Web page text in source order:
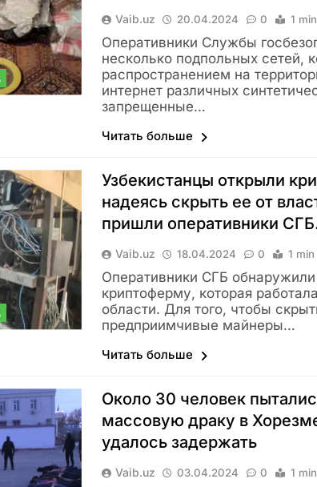
Vaib.uz 20.04.2024 0 1
Оперативники Службы
несколько подпольных сетей,
распространением на
интернет различных
запрещенные…
Читать больше
Узбекистанцы открыли
надеясь скрыть ее от
пришли оперативники
Vaib.uz 18.04.2024 0 1 min
Оперативники СГБ
криптоферму, которая
области. Для того, чтобы
предприимчивые майнеры…
Читать больше
Около 30 человек
массовую драку в
удалось задержать
Vaib.uz 03.04.2024 0 1 min